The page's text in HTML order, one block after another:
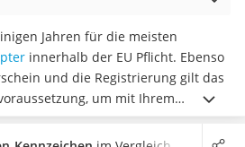
Jahren für die meisten
innerhalb der EU Pflicht. Ebenso
und die Registrierung gilt das
um mit Ihrem
Verschiedene Online-Tests
leichte Modelle ohne Kamera und